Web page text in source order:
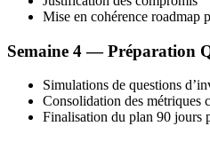
Mise en cohérence roadmap
Semaine 4 — Préparation
Simulations de questions
Consolidation des métriques
Finalisation du plan 90 jours